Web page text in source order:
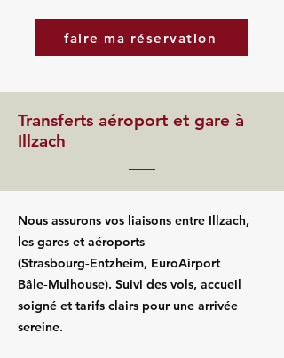
faire ma réservation
Transferts aéroport et gare à
Illzach
Nous assurons vos liaisons entre Illzach,
les gares et aéroports
(Strasbourg‑Entzheim, EuroAirport
Bâle‑Mulhouse). Suivi des vols, accueil
soigné et tarifs clairs pour une arrivée
sereine.